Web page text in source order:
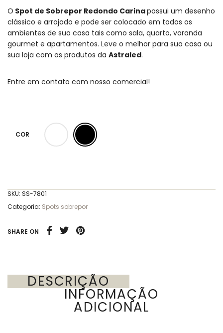
O Spot de Sobrepor Redondo Carinapossui um desenho
clássico e arrojado e pode ser colocado em todos os
ambientes de sua casa tais como sala, quarto, varanda
gourmet e apartamentos. Leve o melhor para sua casa ou
sua loja com os produtos da Astraled.
Entre em contato com nosso comercial!
COR
SKU: SS-7801
Categoria: Spots sobrepor
SHARE ON
DESCRIÇÃO
INFORMAÇÃO
ADICIONAL